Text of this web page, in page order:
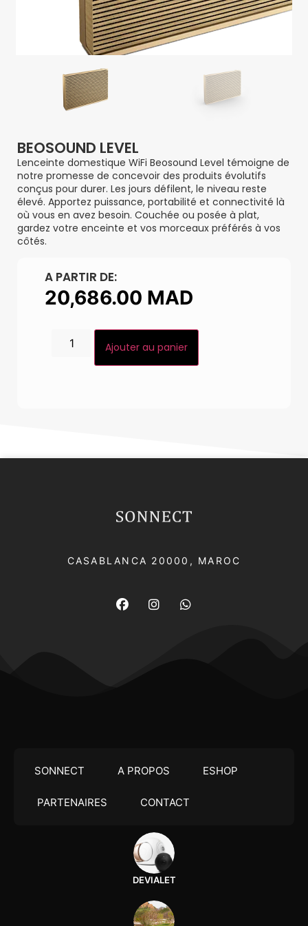
BEOSOUND LEVEL
Lenceinte domestique WiFi Beosound Level témoigne de
notre promesse de concevoir des produits évolutifs
conçus pour durer. Les jours défilent, le niveau reste
élevé. Apportez puissance, portabilité et connectivité là
où vous en avez besoin. Couchée ou posée à plat,
gardez votre enceinte et vos morceaux préférés à vos
côtés.
A PARTIR DE:
20,686.00 MAD
Ajouter au panier
CASABLANCA 20000​, MAROC
SONNECT A PROPOS ESHOP
PARTENAIRES CONTACT
DEVIALET